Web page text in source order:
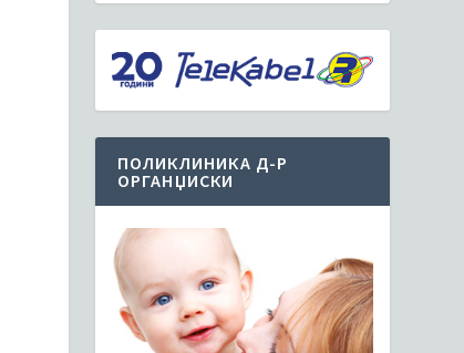
ПОЛИКЛИНИКА Д-Р
ОРГАНЏИСКИ